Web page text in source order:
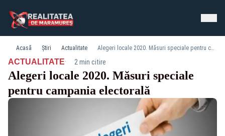
Acasă Știri Actualitate Alegeri locale 2020. Măsuri speciale pentru campania electorală
ACTUALITATE· 2 min citire
Alegeri locale 2020. Măsuri speciale
pentru campania electorală